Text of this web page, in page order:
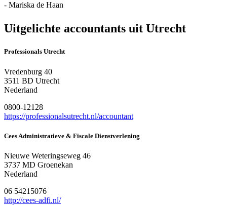
- Mariska de Haan
Uitgelichte accountants uit Utrecht
Professionals Utrecht
Vredenburg 40
3511 BD Utrecht
Nederland
0800-12128
https://professionalsutrecht.nl/accountant
Cees Administratieve & Fiscale Dienstverlening
Nieuwe Weteringseweg 46
3737 MD Groenekan
Nederland
06 54215076
http://cees-adfi.nl/